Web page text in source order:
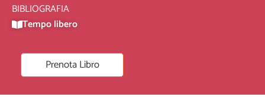
BIBLIOGRAFIA
Tempo libero
Prenota Libro